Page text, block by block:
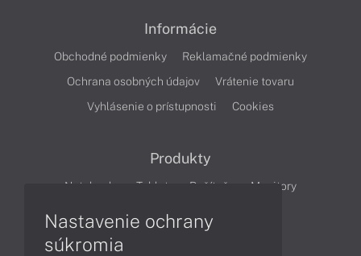
Informácie
Obchodné podmienky
Reklamačné podmienky
Ochrana osobných údajov
Vrátenie tovaru
Vyhlásenie o prístupnosti
Cookies
Produkty
Notebooky Tablety Počítače Monitory
Nastavenie ochrany
súkromia